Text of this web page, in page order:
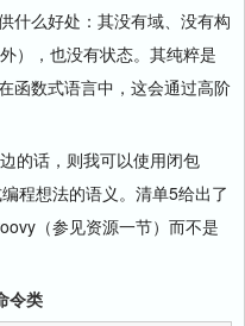
什么好处：其没有域、没有构
），也没有状态。其纯粹是
函数式语言中，这会通过高阶
话，则我可以使用闭包
程想法的语义。清单5给出了
（参见资源一节）而不是
令类